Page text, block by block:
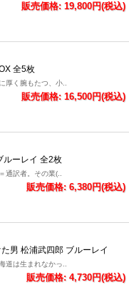
販売価格: 19,800円(税込)
全5枚
厚く腕もたつ、小..
販売価格: 16,500円(税込)
ルーレイ 全2枚
通訳者。その業(..
販売価格: 6,380円(税込)
男 松浦武四郎 ブルーレイ
道は生まれなかっ..
販売価格: 4,730円(税込)